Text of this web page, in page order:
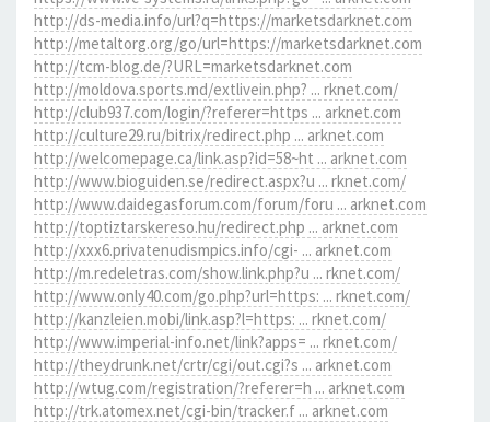
http://ds-media.info/url?q=https://marketsdarknet.com
http://metaltorg.org/go/url=https://marketsdarknet.com
http://tcm-blog.de/?URL=marketsdarknet.com
http://moldova.sports.md/extlivein.php? ... rknet.com/
http://club937.com/login/?referer=https ... arknet.com
http://culture29.ru/bitrix/redirect.php ... arknet.com
http://welcomepage.ca/link.asp?id=58~ht ... arknet.com
http://www.bioguiden.se/redirect.aspx?u ... rknet.com/
http://www.daidegasforum.com/forum/foru ... arknet.com
http://toptiztarskereso.hu/redirect.php ... arknet.com
http://xxx6.privatenudismpics.info/cgi- ... arknet.com
http://m.redeletras.com/show.link.php?u ... rknet.com/
http://www.only40.com/go.php?url=https: ... rknet.com/
http://kanzleien.mobi/link.asp?l=https: ... rknet.com/
http://www.imperial-info.net/link?apps= ... rknet.com/
http://theydrunk.net/crtr/cgi/out.cgi?s ... arknet.com
http://wtug.com/registration/?referer=h ... arknet.com
http://trk.atomex.net/cgi-bin/tracker.f ... arknet.com